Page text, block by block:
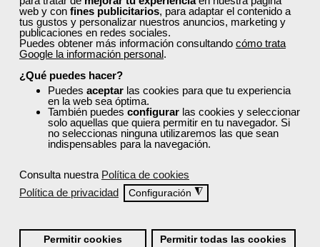
web y con fines publicitarios, para adaptar el contenido a
tus gustos y personalizar nuestros anuncios, marketing y
publicaciones en redes sociales.
Puedes obtener más información consultando cómo trata
Google la información personal.
¿Qué puedes hacer?
Puedes aceptar las cookies para que tu experiencia
en la web sea óptima.
También puedes configurar las cookies y seleccionar
solo aquellas que quiera permitir en tu navegador. Si
no seleccionas ninguna utilizaremos las que sean
indispensables para la navegación.
Consulta nuestra Política de cookies
Política de privacidad
Configuración ◮
Permitir cookies Permitir todas las cookies
Sector
-Administración.
Cursos Femxa
Habilidades sociales:
comunicación, inteligencia
emocional y...
Curso Gratuito
20 horas
Online (toda España)
Ver curso